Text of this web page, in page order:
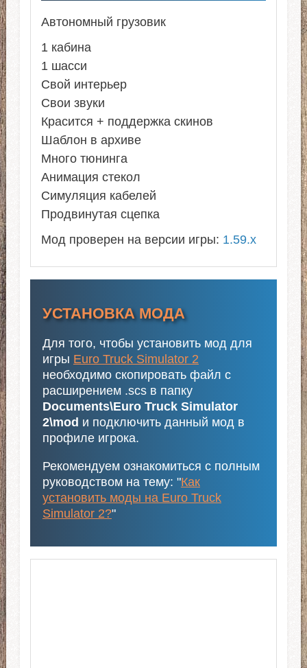
Автономный грузовик
1 кабина
1 шасси
Свой интерьер
Свои звуки
Красится + поддержка скинов
Шаблон в архиве
Много тюнинга
Анимация стекол
Симуляция кабелей
Продвинутая сцепка
Мод проверен на версии игры: 1.59.x
УСТАНОВКА МОДА
Для того, чтобы установить мод для
игры Euro Truck Simulator 2
необходимо скопировать файл с
расширением .scs в папку
Documents\Euro Truck Simulator
2\mod и подключить данный мод в
профиле игрока.
Рекомендуем ознакомиться с полным
руководством на тему: "Как
установить моды на Euro Truck
Simulator 2?"